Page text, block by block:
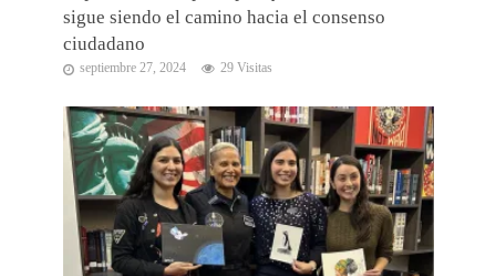
sigue siendo el camino hacia el consenso
ciudadano
septiembre 27, 2024 29 Visitas